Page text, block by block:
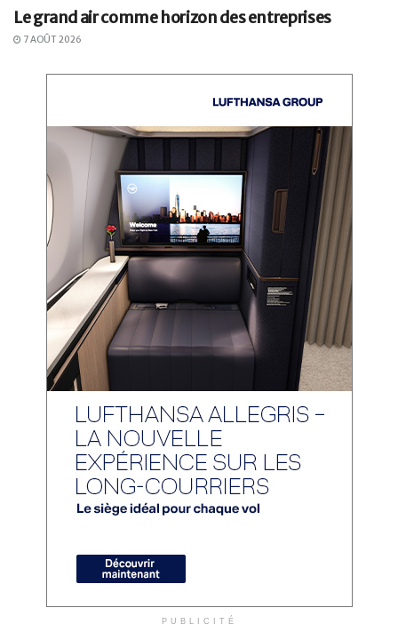
Le grand air comme horizon des entreprises
7 AOÛT 2026
PUBLICITÉ